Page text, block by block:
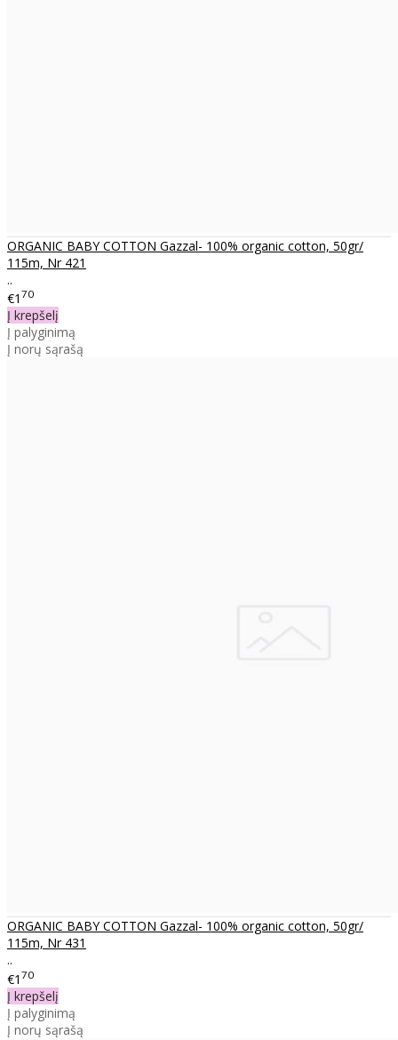
ORGANIC BABY COTTON Gazzal- 100% organic cotton, 50gr/
115m, Nr 421
..
€1 70
Į krepšelį
Į palyginimą
Į norų sąrašą
ORGANIC BABY COTTON Gazzal- 100% organic cotton, 50gr/
115m, Nr 431
..
€1 70
Į krepšelį
Į palyginimą
Į norų sąrašą